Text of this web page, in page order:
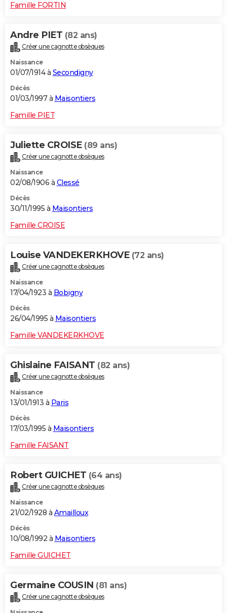
Famille FORTIN
Andre PIET (82 ans)
Créer une cagnotte obsèques
Naissance
01/07/1914 à Secondigny
Décès
01/03/1997 à Maisontiers
Famille PIET
Juliette CROISE (89 ans)
Créer une cagnotte obsèques
Naissance
02/08/1906 à Clessé
Décès
30/11/1995 à Maisontiers
Famille CROISE
Louise VANDEKERKHOVE (72 ans)
Créer une cagnotte obsèques
Naissance
17/04/1923 à Bobigny
Décès
26/04/1995 à Maisontiers
Famille VANDEKERKHOVE
Ghislaine FAISANT (82 ans)
Créer une cagnotte obsèques
Naissance
13/01/1913 à Paris
Décès
17/03/1995 à Maisontiers
Famille FAISANT
Robert GUICHET (64 ans)
Créer une cagnotte obsèques
Naissance
21/02/1928 à Amailloux
Décès
10/08/1992 à Maisontiers
Famille GUICHET
Germaine COUSIN (81 ans)
Créer une cagnotte obsèques